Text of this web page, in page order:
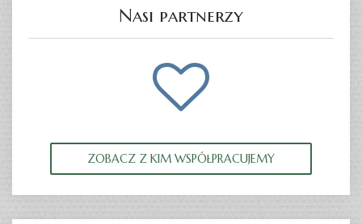
Nasi partnerzy
ZOBACZ Z KIM WSPÓŁPRACUJEMY